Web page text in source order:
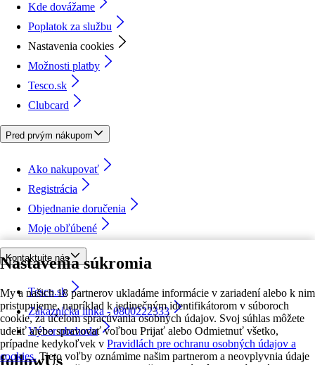
Nastavenia súkromia
My a našich 18 partnerov ukladáme informácie v zariadení alebo k nim
pristupujeme, napríklad k jedinečným identifikátorom v súboroch
cookie, za účelom spracúvania osobných údajov. Svoj súhlas môžete
udeliť alebo spravovať voľbou Prijať alebo Odmietnuť všetko,
prípadne kedykoľvek v Pravidlách pre ochranu osobných údajov a
cookies. Tieto voľby oznámime našim partnerom a neovplyvnia údaje
Kde dovážame
Poplatok za službu
Nastavenia cookies
Možnosti platby
Tesco.sk
Clubcard
Pred prvým nákupom
Ako nakupovať
Registrácia
Objednanie doručenia
Moje obľúbené
Kontaktujte nás
Tesco.sk
Zákaznícka linka - 0800222333
Výber obchodu
followUs